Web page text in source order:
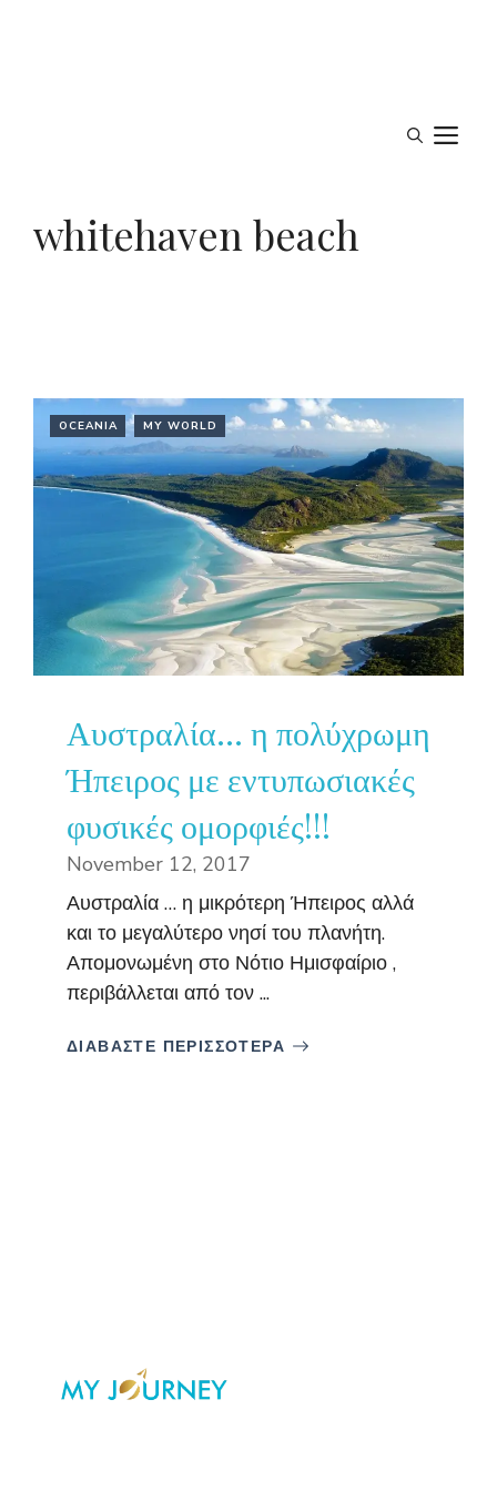
whitehaven beach
OCEANIA MY WORLD
Αυστραλία… η πολύχρωμη
Ήπειρος με εντυπωσιακές
φυσικές ομορφιές!!!
November 12, 2017
Αυστραλία … η μικρότερη Ήπειρος αλλά
και το μεγαλύτερο νησί του πλανήτη.
Απομονωμένη στο Νότιο Ημισφαίριο ,
περιβάλλεται από τον ...
ΔΙΑΒΑΣΤΕ ΠΕΡΙΣΣΟΤΕΡΑ